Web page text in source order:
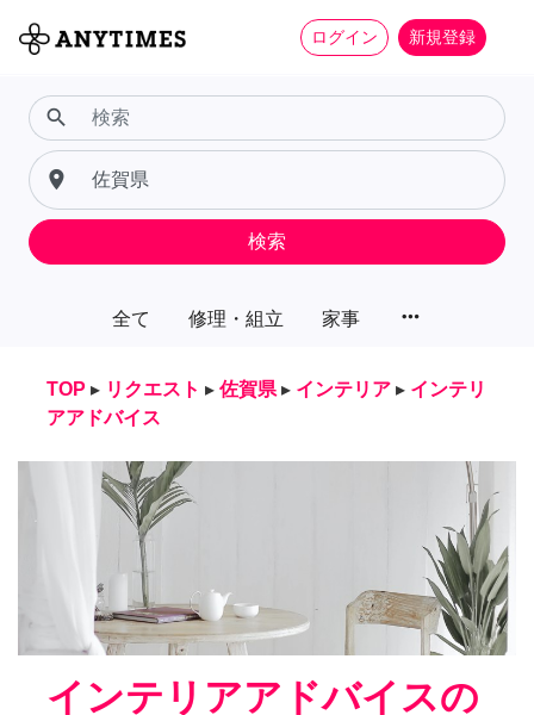
ログイン 新規登録
全て 修理・組立 家事 more_horiz
search
place
検索
TOP ▸ リクエスト ▸ 佐賀県 ▸ インテリア ▸ インテリ
アアドバイス
インテリアアドバイスの